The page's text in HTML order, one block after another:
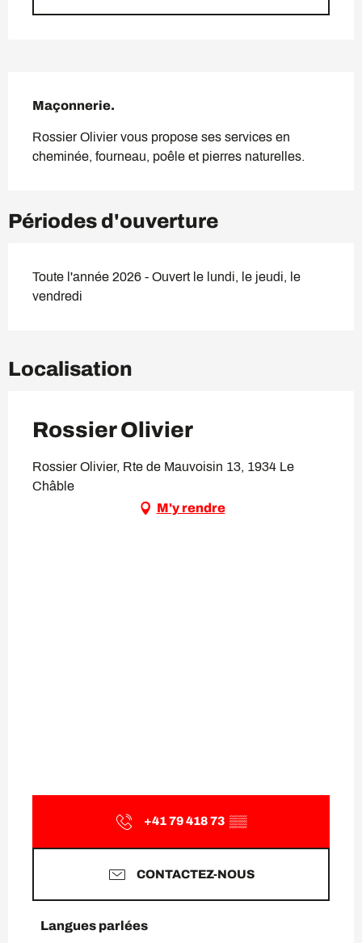
Maçonnerie.
Rossier Olivier vous propose ses services en
cheminée, fourneau, poêle et pierres naturelles.
Périodes d'ouverture
Toute l'année 2026 - Ouvert le lundi, le jeudi, le
vendredi
Localisation
Rossier Olivier
Rossier Olivier, Rte de Mauvoisin 13, 1934 Le
Châble
M'y rendre
+41 79 418 73 ▒▒
CONTACTEZ-NOUS
Langues parlées
Langues parlées